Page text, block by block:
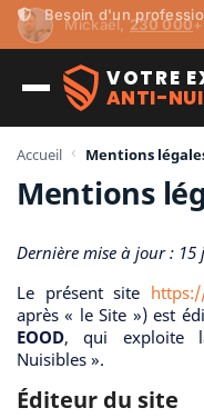
Mickaël,230 000
VOTRE
ANTI-
Accueil Mentions
Mentions
Dernière mise à jour : 15
Le présent site
après « le Site ») est
EOOD, qui exploite
Nuisibles ».
Éditeur du site